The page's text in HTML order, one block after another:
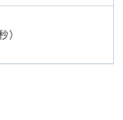
）